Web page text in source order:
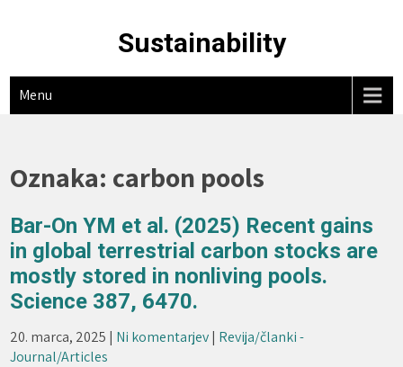
Sustainability
Menu
Oznaka: carbon pools
Bar-On YM et al. (2025) Recent gains
in global terrestrial carbon stocks are
mostly stored in nonliving pools.
Science 387, 6470.
20. marca, 2025 | Ni komentarjev| Revija/članki -
Journal/Articles